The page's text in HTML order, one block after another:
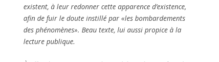
existent, à leur redonner cette apparence d’existence,
afin de fuir le doute instillé par «les bombardements
des phénomènes». Beau texte, lui aussi propice à la
lecture publique.